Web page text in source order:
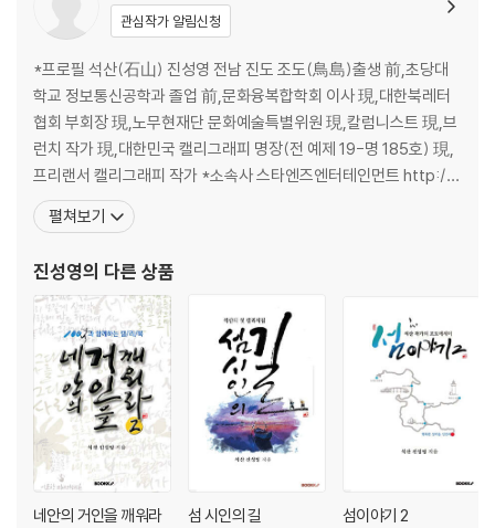
제12화 일필정도(一筆正道)_김두한 49
제13화 사소한 것들을 소중히_박고은 52
제14화 즐기며 살자_양형두 55
제15화 단순하게 소박하게_조현귀 58
제16화 물같이 바람같이_이상봉 61
제17화 별처럼 서두르지 않고.._노희자 65
제18화 아버지 반만 따라가면 성공한다_한태범 68
제19화 달의 문장에 발을 딛고_정설연 72
제20화 배우고 가르치고.._김도연 76
제22화 행동하라!_윤태호 85
제23화 죽을 만큼 겸손 하라_장정림 88
제24화 내가 꿈을 이루면.._김성태 92
제25화 이 기사, 운전해_이희숙 95
제26화 길을 나서라_김창환 99
제27화 습관은.._이민정 103
제28화 사랑으로_이주호 108
제29화 상선약수(上善若水)_박세향 112
제30화 아! 좋다, 아! 행복하다_정경원 116
제31화 해병대정신! 들이대 으아~_김흥국 119
관심작가 알림신청
*프로필 석산(石山) 진성영 전남 진도 조도(鳥島)출생 前,초당대
학교 정보통신공학과 졸업 前,문화융복합학회 이사 現,대한북레터
협회 부회장 現,노무현재단 문화예술특별위원 現,칼럼니스트 現,브
런치 작가 現,대한민국 캘리그래피 명장(전 예제 19-명 185호) 現,
프리랜서 캘리그래피 작가 *소속사 스타엔즈엔터테인먼트 http://
www.star10003.com *대표작 -SBS수목드라마 나쁜남자 타이
틀서체(2010.5) -광복70주년 특별기획 KBS대하드라마 징비록 타
0
펼쳐보기
진성영의 다른 상품
네안의 거인을 깨워라
섬 시인의 길 섬이야기 2